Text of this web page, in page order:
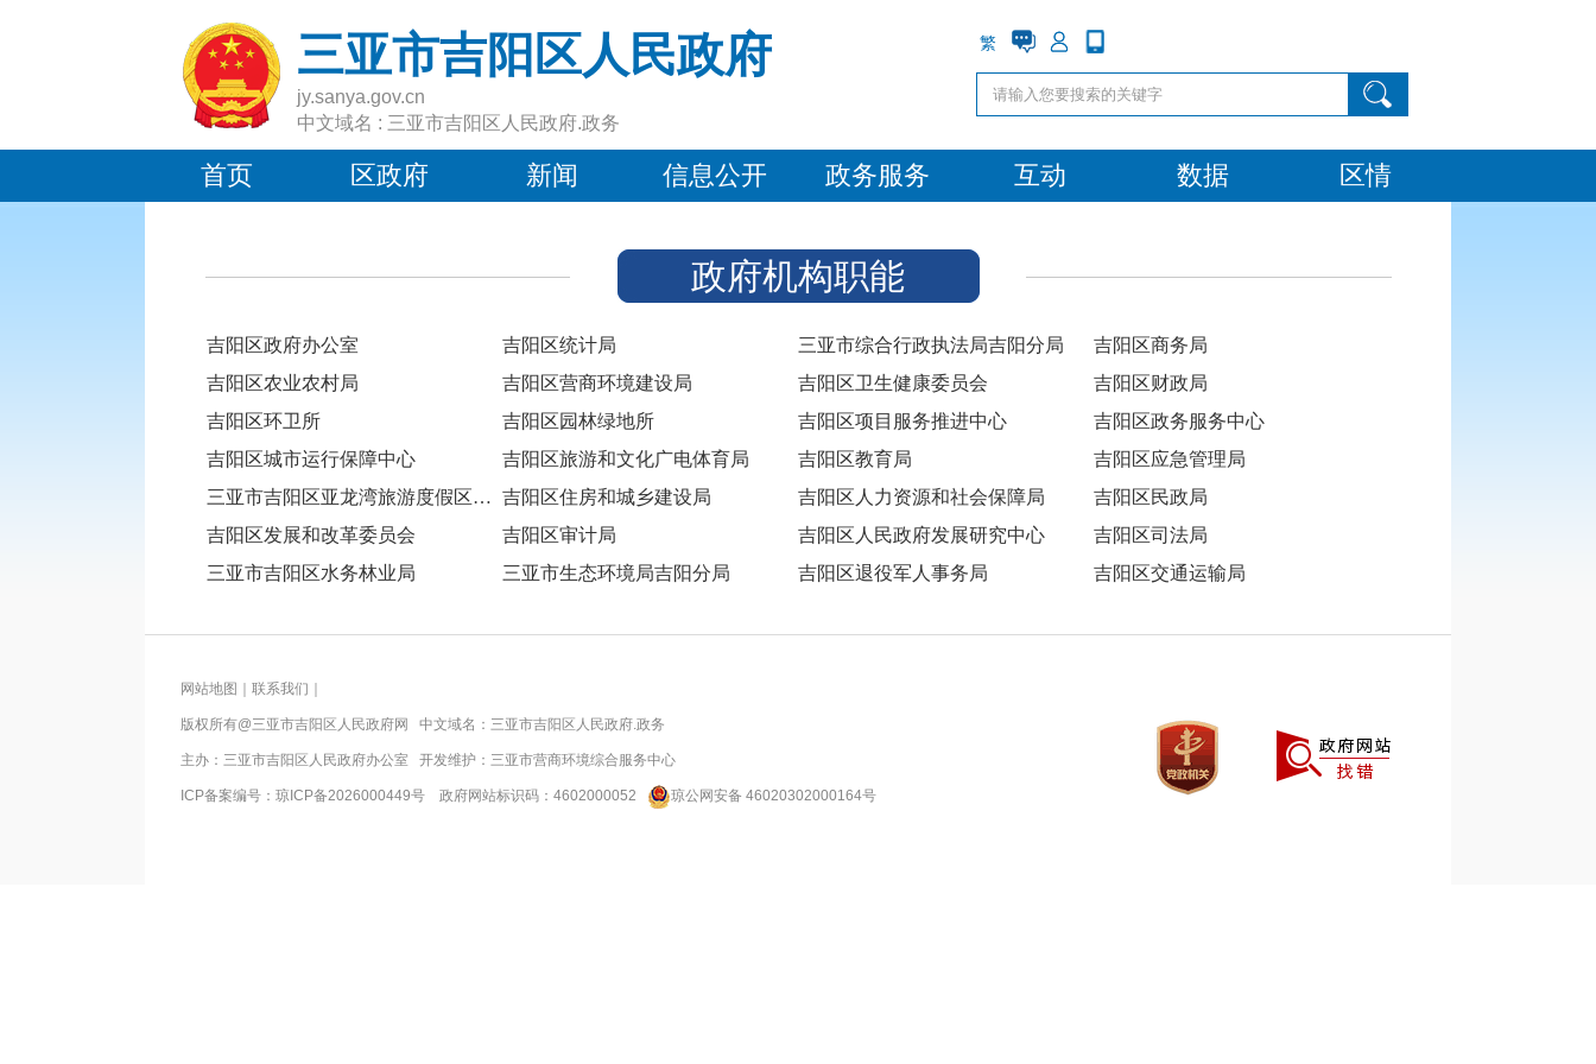
三亚市吉阳区人民政府
jy.sanya.gov.cn
中文域名 : 三亚市吉阳区人民政府.政务
繁
首页 区政府 新闻 信息公开 政务服务 互动 数据 区情
政府机构职能
吉阳区政府办公室 吉阳区统计局 三亚市综合行政执法局吉阳分局
吉阳区商务局
吉阳区农业农村局
吉阳区营商环境建设局 吉阳区卫生健康委员会
吉阳区财政局
吉阳区环卫所
吉阳区园林绿地所 吉阳区项目服务推进中心
吉阳区政务服务中心
吉阳区城市运行保障中心
吉阳区旅游和文化广电体育局 吉阳区教育局
吉阳区应急管理局
三亚市吉阳区亚龙湾旅游度假区综合服务中心 吉阳区住房和城乡建设局 吉阳区人力资源和社会保障局
吉阳区民政局
吉阳区发展和改革委员会
吉阳区审计局 吉阳区人民政府发展研究中心
吉阳区司法局
三亚市吉阳区水务林业局
三亚市生态环境局吉阳分局 吉阳区退役军人事务局 吉阳区交通运输局
网站地图 联系我们
版权所有@三亚市吉阳区人民政府网 中文域名： 三亚市吉阳区人民政府.政务
主办：三亚市吉阳区人民政府办公室 开发维护：三亚市营商环境综合服务中心
ICP备案编号： 琼ICP备2026000449号 政府网站标识码： 4602000052 琼公网安备 46020302000164号